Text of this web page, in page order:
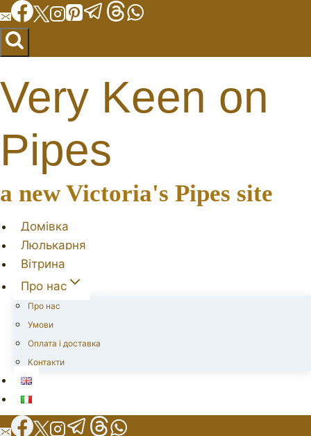
Перейти
до
вмісту
Very Keen on
Pipes
a new Victoria's Pipes site
Домівка
Люлькарня
Вітрина
Про нас
Про нас
Умови
Оплата і доставка
Контакти